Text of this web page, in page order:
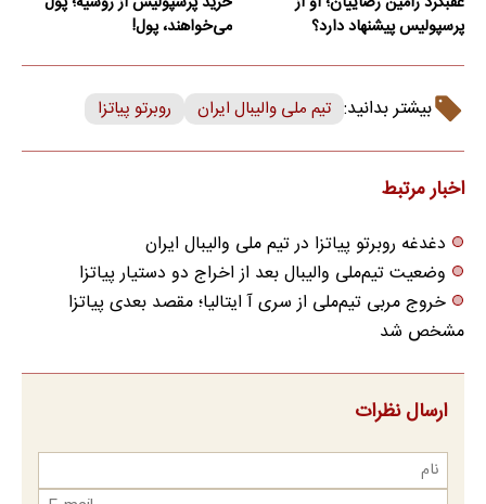
پرسپولیس پیشنهاد دارد؟
می‌خواهند، پول!
بیشتر بدانید: تیم ملی والیبال ایران روبرتو پیاتزا
اخبار مرتبط
دغدغه روبرتو پیاتزا در تیم ملی والیبال ایران
وضعیت تیم‌ملی والیبال بعد از اخراج دو دستیار پیاتزا
خروج مربی تیم‌ملی از سری آ ایتالیا؛ مقصد بعدی پیاتزا
مشخص شد
ارسال نظرات